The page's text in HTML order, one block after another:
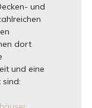
und
dort
und eine